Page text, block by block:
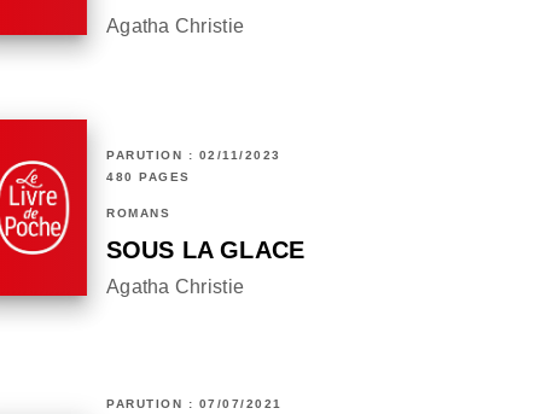
Agatha Christie
PARUTION : 02/11/2023
480 PAGES
ROMANS
SOUS LA GLACE
Agatha Christie
PARUTION : 07/07/2021